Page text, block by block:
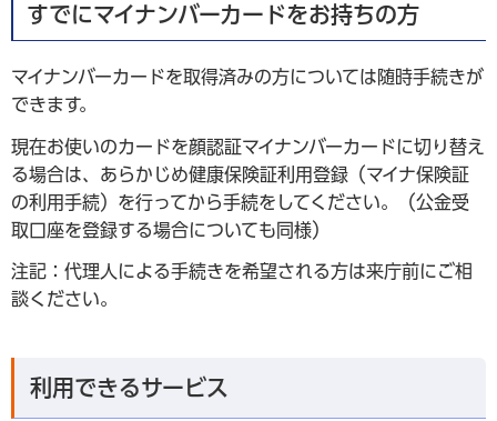
すでにマイナンバーカードをお持ちの方
マイナンバーカードを取得済みの方については随時手続きが
できます。
現在お使いのカードを顔認証マイナンバーカードに切り替え
る場合は、あらかじめ健康保険証利用登録（マイナ保険証
の利用手続）を行ってから手続をしてください。（公金受
取口座を登録する場合についても同様）
注記：代理人による手続きを希望される方は来庁前にご相
談ください。
利用できるサービス